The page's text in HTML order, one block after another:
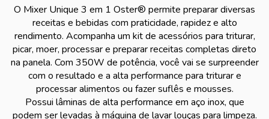
O Mixer Unique 3 em 1 Oster® permite preparar diversas
receitas e bebidas com praticidade, rapidez e alto
rendimento. Acompanha um kit de acessórios para triturar,
picar, moer, processar e preparar receitas completas direto
na panela. Com 350W de potência, você vai se surpreender
com o resultado e a alta performance para triturar e
processar alimentos ou fazer suflês e mousses.
Possui lâminas de alta performance em aço inox, que
podem ser levadas à máquina de lavar louças para limpeza.